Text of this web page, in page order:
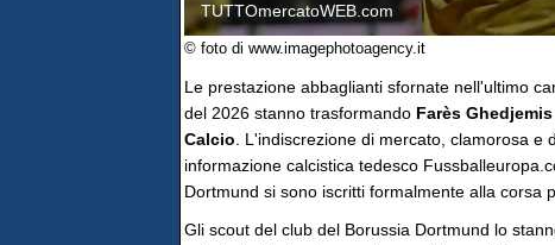
TUTTOmercatoWEB.com
© foto di www.imagephotoagency.it
Le prestazione abbaglianti sfornate nell'ultimo
del 2026 stanno trasformando Farès Ghedjemis
Calcio . L'indiscrezione di mercato, clamorosa
informazione calcistica tedesco
Dortmund si sono iscritti formalmente alla corsa
Gli scout del club del Borussia Dortmund lo